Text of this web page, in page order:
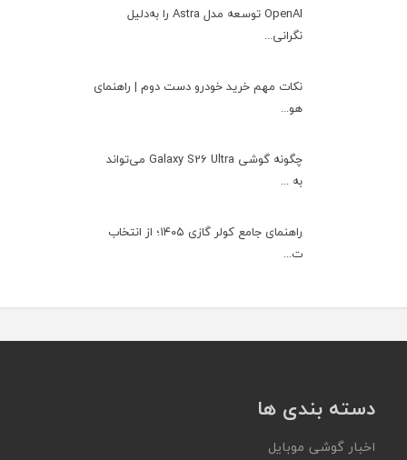
OpenAI توسعه مدل Astra را به‌دلیل
نگرانی...
نکات مهم خرید خودرو دست دوم | راهنمای
هو...
چگونه گوشی Galaxy S26 Ultra می‌تواند
به ...
راهنمای جامع کولر گازی ۱۴۰۵؛ از انتخاب
ت...
دسته بندی ها
اخبار گوشی موبایل